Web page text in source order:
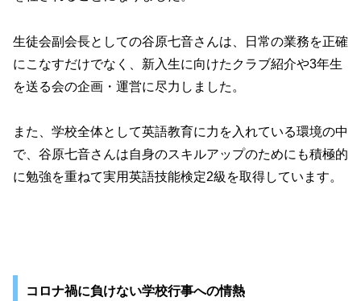
生徒会副会長としての谷原七音さんは、日常の業務を正確
にこなすだけでなく、新入生に向けたクラブ紹介や3年生
を送る会の企画・運営に尽力しました。
また、学校全体として英語教育に力を入れている環境の中
で、谷原七音さんは自身のスキルアップのためにも積極的
に勉強を重ねて実用英語技能検定2級を取得しています。
コロナ禍に負けない学校行事への情熱